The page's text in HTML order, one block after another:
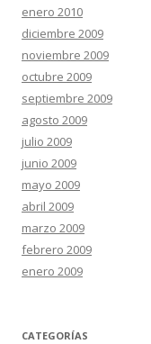
enero 2010
diciembre 2009
noviembre 2009
octubre 2009
septiembre 2009
agosto 2009
julio 2009
junio 2009
mayo 2009
abril 2009
marzo 2009
febrero 2009
enero 2009
CATEGORÍAS